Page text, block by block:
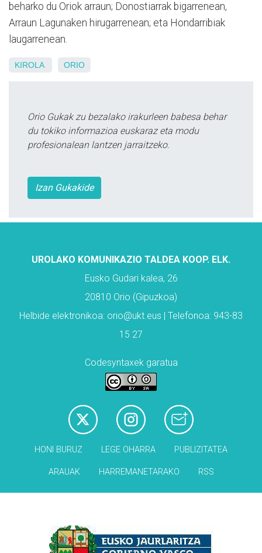
beharko du Oriok arraun; Donostiarrak bigarrenean,
Arraun Lagunaken hirugarrenean; eta Hondarribiak
laugarrenean.
KIROLA ORIO
Orio Gukak zu bezalako irakurleen babesa behar
du tokiko informazioa euskaraz eta modu
profesionalean lantzen jarraitzeko.
Izan Gukakide
UROLAKO KOMUNIKAZIO TALDEA KOOP. ELK.
Eusko Gudari kalea, 26
20810 Orio (Gipuzkoa)
Helbide elektronikoa: orio@ukt.eus | Telefonoa: 943-83
15 27
Codesyntaxek garatua
HONI BURUZ LEGE OHARRA PUBLIZITATEA
ARAUAK HARREMANETARAKO RSS